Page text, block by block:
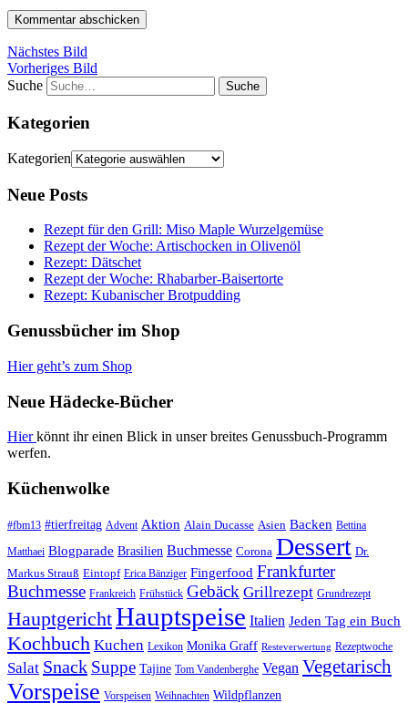
Nächstes Bild
Vorheriges Bild
Suche
Kategorien
Kategorien
Neue Posts
Rezept für den Grill: Miso Maple Wurzelgemüse
Rezept der Woche: Artischocken in Olivenöl
Rezept: Dätschet
Rezept der Woche: Rhabarber-Baisertorte
Rezept: Kubanischer Brotpudding
Genussbücher im Shop
Hier geht’s zum Shop
Neue Hädecke-Bücher
Hierkönnt ihr einen Blick in unser breites Genussbuch-Programm
werfen.
Küchenwolke
#fbm13 #tierfreitag Advent Aktion Alain Ducasse Asien Backen Bettina
Matthaei Blogparade Brasilien Buchmesse Corona Dessert Dr.
Markus Strauß Eintopf Erica Bänziger Fingerfood Frankfurter
Buchmesse Frankreich Frühstück Gebäck Grillrezept Grundrezept
HauptgerichtHauptspeise Italien Jeden Tag ein Buch
Kochbuch Kuchen Lexikon Monika Graff Resteverwertung Rezeptwoche
Salat Snack Suppe Tajine Tom Vandenberghe Vegan Vegetarisch
Vorspeise Vorspeisen Weihnachten Wildpflanzen